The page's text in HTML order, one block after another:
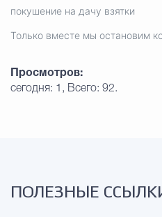
покушение на дачу взятки
Только вместе мы остановим
Просмотров:
сегодня: 1, Всего: 92.
ПОЛЕЗНЫЕ